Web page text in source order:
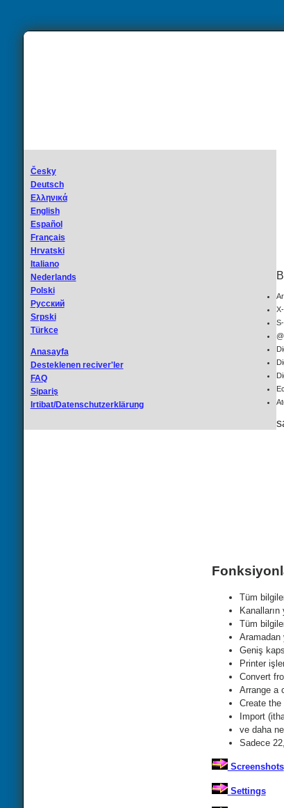
Česky
Deutsch
Ελληνικά
English
Español
Français
Hrvatski
Italiano
Nederlands
Polski
Русский
Srpski
Türkce
Anasayfa
Desteklenen reciver'ler
FAQ
Sipariş
Irtibat/Datenschutzerklärung
Tüm
Tüm
Aramadan
Geniş
Printer
Convert
Arrange a
Create
Import
ve daha
Sadece
Screenshots
Settings